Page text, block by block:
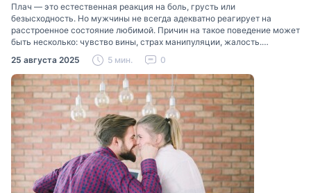
Плач — это естественная реакция на боль, грусть или
безысходность. Но мужчины не всегда адекватно реагирует на
расстроенное состояние любимой. Причин на такое поведение может
быть несколько: чувство вины, страх манипуляции, жалость.
Разобраться, почему мужчины боятся женских слез, помогут советы
психологов…
25 августа 2025 5 мин. 0